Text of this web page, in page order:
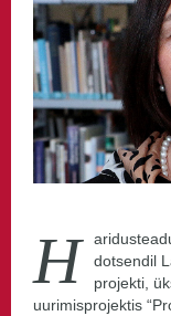
H
dotsendil
projekti,
uurimisprojektis